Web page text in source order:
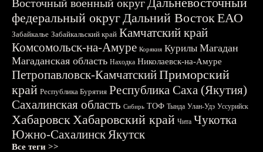
Восточный военный округ
федеральный округДальний ВостокЕАО
Забайкалье Забайкальский край Камчатский край
Комсомольск-на-Амуре Корякия Курилы Магадан
Магаданская область Находка Николаевск-на-Амуре
Петропавловск-КамчатскийПриморский
край Республика Бурятия Республика Саха (Якутия)
Сахалинская область Сибирь ТОФ Тында Улан-Удэ Уссурийск
ХабаровскХабаровский край Чита Чукотка
Южно-СахалинскЯкутск
Все теги >>